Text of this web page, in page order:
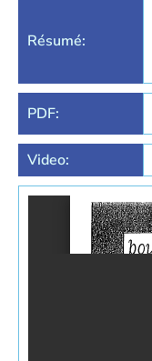
Résumé:
PDF:
Video: